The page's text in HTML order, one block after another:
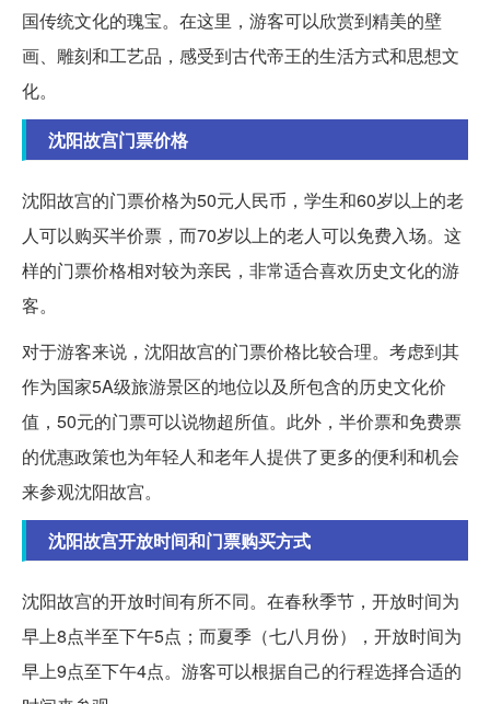
国传统文化的瑰宝。在这里，游客可以欣赏到精美的壁
画、雕刻和工艺品，感受到古代帝王的生活方式和思想文
化。
沈阳故宫门票价格
沈阳故宫的门票价格为50元人民币，学生和60岁以上的老
人可以购买半价票，而70岁以上的老人可以免费入场。这
样的门票价格相对较为亲民，非常适合喜欢历史文化的游
客。
对于游客来说，沈阳故宫的门票价格比较合理。考虑到其
作为国家5A级旅游景区的地位以及所包含的历史文化价
值，50元的门票可以说物超所值。此外，半价票和免费票
的优惠政策也为年轻人和老年人提供了更多的便利和机会
来参观沈阳故宫。
沈阳故宫开放时间和门票购买方式
沈阳故宫的开放时间有所不同。在春秋季节，开放时间为
早上8点半至下午5点；而夏季（七八月份），开放时间为
早上9点至下午4点。游客可以根据自己的行程选择合适的